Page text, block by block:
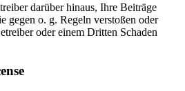
darüber hinaus, Ihre Beiträge
gegen o. g. Regeln verstoßen oder
oder einem Dritten Schaden